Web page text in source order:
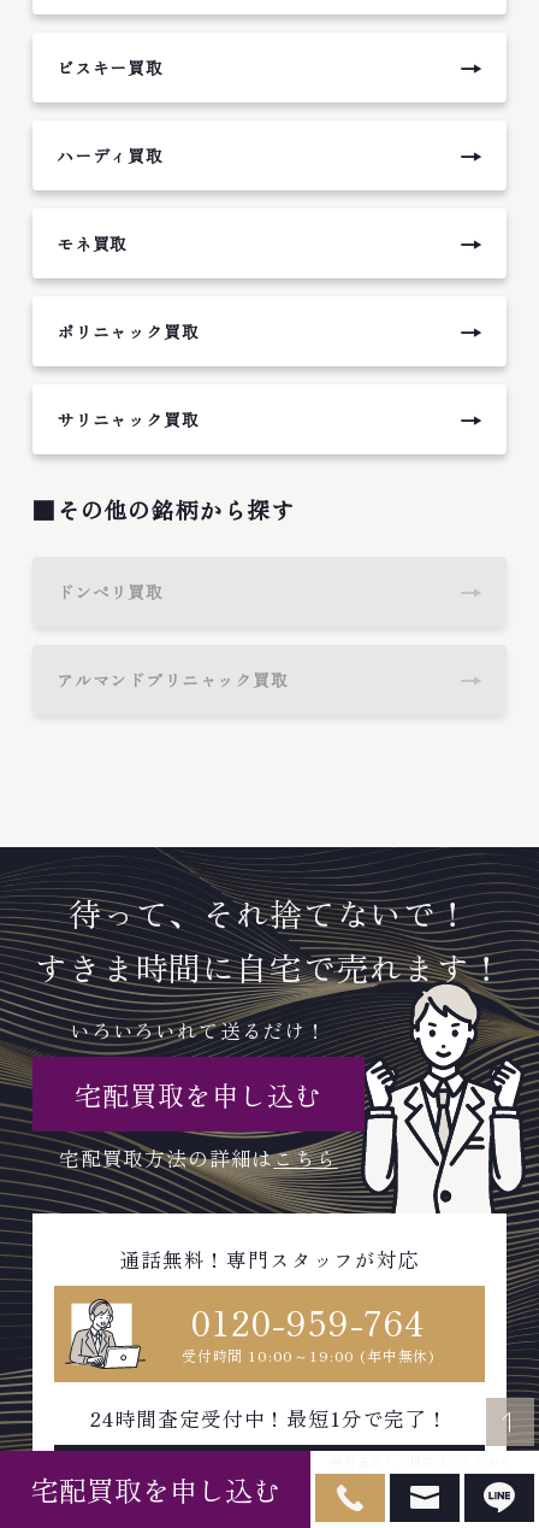
ビスキー買取 →
ハーディ買取 →
モネ買取 →
ポリニャック買取 →
サリニャック買取 →
■その他の銘柄から探す
ドンペリ買取 →
アルマンドブリニャック買取 →
待って、それ捨てないで！
すきま時間に自宅で売れます！
いろいろいれて送るだけ！
宅配買取を申し込む
宅配買取方法の詳細はこちら
通話無料！専門スタッフが対応
0120-959-764
受付時間 10:00～19:00 (年中無休)
24時間査定受付中！最短1分で完了！
WEBで無料査定
宅配買取を申し込む